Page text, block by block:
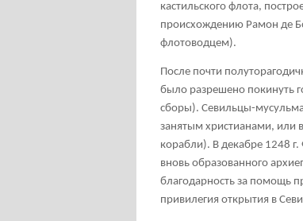
кастильского флота,
происхождению Рамон де
флотоводцем).
После почти
было разрешено покинуть
сборы). Севильцы-
занятым христианами, или
корабли). В декабре 1248
вновь образованного
благодарность за помощь
привилегия открытия в